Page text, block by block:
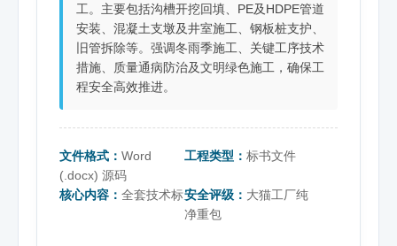
工。主要包括沟槽开挖回填、PE及HDPE管道
安装、混凝土支墩及井室施工、钢板桩支护、
旧管拆除等。强调冬雨季施工、关键工序技术
措施、质量通病防治及文明绿色施工，确保工
程安全高效推进。
文件格式： Word
(.docx) 源码
工程类型：标书文件
核心内容： 全套技术标安全评级： 大猫工厂纯
净重包